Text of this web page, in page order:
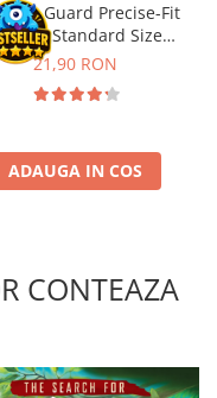
Guard Precise-Fit
Standard Size
Transparent (100)
21,90 RON
ADAUGA IN COS
CONTEAZA